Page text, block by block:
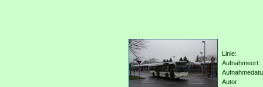
Linie:
Aufnahmeort:
Autor: